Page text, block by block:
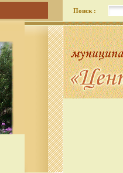
Поиск :